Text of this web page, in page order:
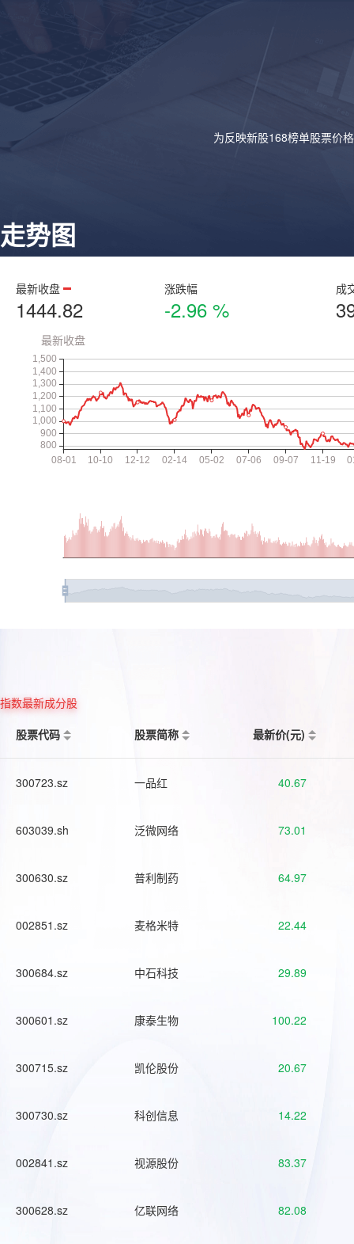
为反映新股168榜单股票价
走势图
最新收盘
1444.82
涨跌幅
-2.96 %
成
指数最新成分股
股票代码
股票简称 最新价(元)
300723.sz 一品红 40.67
603039.sh 泛微网络 73.01
300630.sz 普利制药 64.97
002851.sz 麦格米特 22.44
300684.sz 中石科技 29.89
300601.sz 康泰生物 100.22
300715.sz 凯伦股份 20.67
300730.sz 科创信息 14.22
002841.sz 视源股份 83.37
300628.sz 亿联网络 82.08